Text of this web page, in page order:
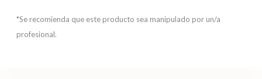
*Se recomienda que este producto sea manipulado por un/a
profesional.